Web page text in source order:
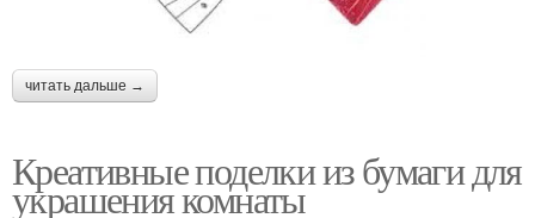
читать дальше →
Креативные поделки из бумаги для
украшения комнаты